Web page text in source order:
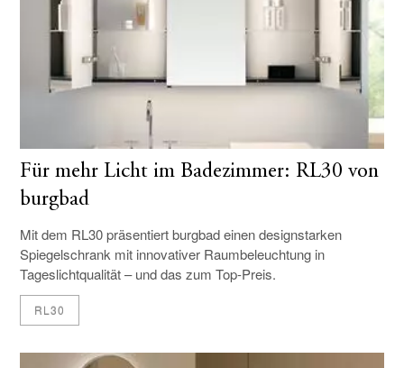
Für mehr Licht im Badezimmer: RL30 von
burgbad
Mit dem RL30 präsentiert burgbad einen designstarken
Spiegelschrank mit innovativer Raumbeleuchtung in
Tageslichtqualität – und das zum Top-Preis.
RL30